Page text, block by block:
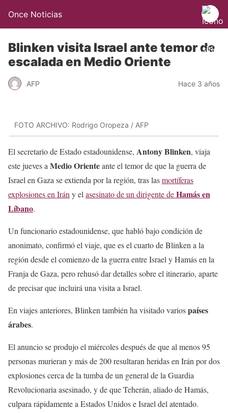
Once Noticias
Blinken visita Israel ante temor de
escalada en Medio Oriente
AFP Hace 3 años
FOTO ARCHIVO: Rodrigo Oropeza / AFP
El secretario de Estado estadounidense, Antony Blinken, viaja
este jueves a Medio Orienteante el temor de que la guerra de
Israel en Gaza se extienda por la región, tras lasmortíferas
explosiones en Irán y el asesinato de un dirigente deHamás en
Líbano.
Un funcionario estadounidense, que habló bajo condición de
anonimato, confirmó el viaje, que es el cuarto de Blinken a la
región desde el comienzo de la guerra entre Israel y Hamás en la
Franja de Gaza, pero rehusó dar detalles sobre el itinerario, aparte
de precisar que incluirá una visita a Israel.
En viajes anteriores, Blinken también ha visitado variospaíses
árabes.
El anuncio se produjo el miércoles después de que al menos 95
personas murieran y más de 200 resultaran heridas en Irán por dos
explosiones cerca de la tumba de un general de la Guardia
Revolucionaria asesinado, y de que Teherán, aliado de Hamás,
culpara rápidamente a Estados Unidos e Israel del atentado.